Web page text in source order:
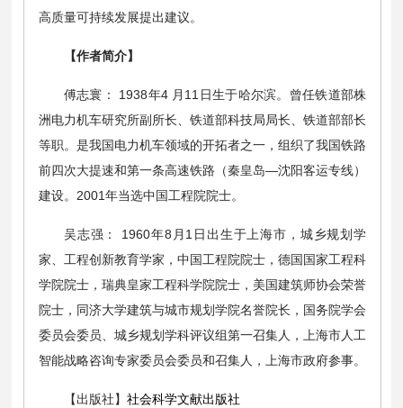
高质量可持续发展提出建议。
【作者简介】
傅志寰： 1938年4 月11日生于哈尔滨。曾任铁道部株
洲电力机车研究所副所长、铁道部科技局局长、铁道部部长
等职。是我国电力机车领域的开拓者之一，组织了我国铁路
前四次大提速和第一条高速铁路（秦皇岛—沈阳客运专线）
建设。2001年当选中国工程院院士。
吴志强： 1960年8月1日出生于上海市，城乡规划学
家、工程创新教育学家，中国工程院院士，德国国家工程科
学院院士，瑞典皇家工程科学院院士，美国建筑师协会荣誉
院士，同济大学建筑与城市规划学院名誉院长，国务院学会
委员会委员、城乡规划学科评议组第一召集人，上海市人工
智能战略咨询专家委员会委员和召集人，上海市政府参事。
【出版社】 社会科学文献出版社